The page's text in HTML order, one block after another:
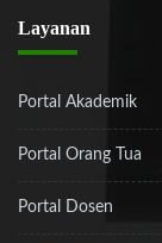
Layanan
Portal Akademik
Portal Orang Tua
Portal Dosen